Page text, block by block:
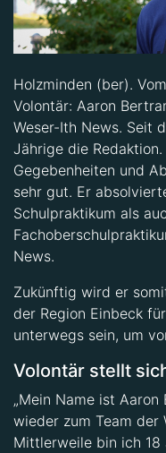
Volontär: Aaron
Weser-Ith News. Seit
Jährige die
Gegebenheiten und
sehr gut. Er
Schulpraktikum als
News.
der Region Einbeck
unterwegs sein, um
Volontär stellt
„Mein Name ist Aaron
wieder zum Team der
Mittlerweile bin ich 18
Engagement hier war